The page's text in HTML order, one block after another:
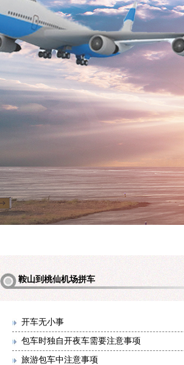
鞍山到桃仙机场拼车
开车无小事
包车时独自开夜车需要注意事项
旅游包车中注意事项